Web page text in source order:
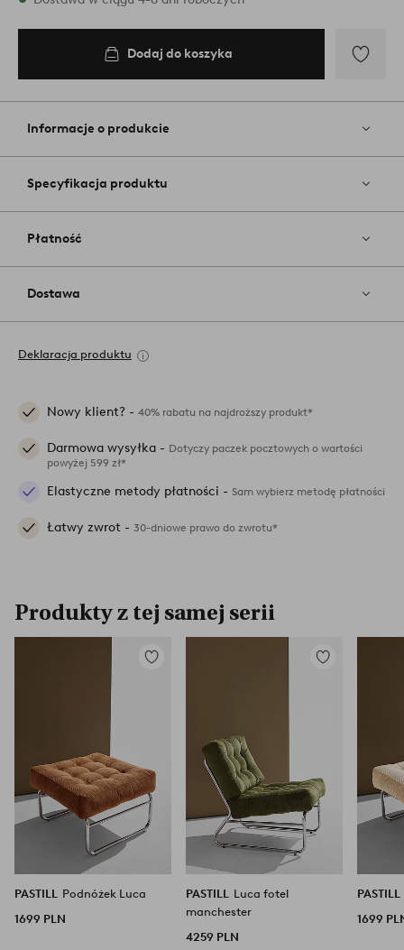
Dodaj do koszyka
do
Informacje o produkcie
Specyfikacja produktu
Płatność
Dostawa
Deklaracja produktu
Nowy klient? - 40% rabatu na najdroższy produkt*
Darmowa wysyłka - Dotyczy paczek pocztowych o wartości
powyżej 599 zł*
Elastyczne metody płatności - Sam wybierz metodę płatności
Łatwy zwrot - 30-dniowe prawo do zwrotu*
Produkty z tej samej serii
Dodaj
PASTILL
Podnóżek Luca
1699 PLN
Dodaj
PASTILL
Luca fotel
manchester
4259 PLN
PASTILL
1699